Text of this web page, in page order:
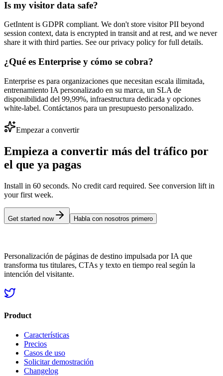
Is my visitor data safe?
GetIntent is GDPR compliant. We don't store visitor PII beyond
session context, data is encrypted in transit and at rest, and we never
share it with third parties. See our privacy policy for full details.
¿Qué es Enterprise y cómo se cobra?
Enterprise es para organizaciones que necesitan escala ilimitada,
entrenamiento IA personalizado en su marca, un SLA de
disponibilidad del 99,99%, infraestructura dedicada y opciones
white-label. Contáctanos para un presupuesto personalizado.
Empezar a convertir
Empieza a convertir más del tráfico por
el que ya pagas
Install in 60 seconds. No credit card required. See conversion lift in
your first week.
Get started now Habla con nosotros primero
Personalización de páginas de destino impulsada por IA que
transforma tus titulares, CTAs y texto en tiempo real según la
intención del visitante.
Product
Características
Precios
Casos de uso
Solicitar demostración
Changelog